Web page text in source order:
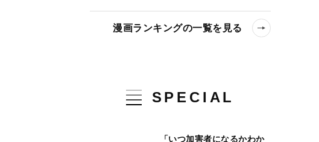
漫画ランキングの一覧を見る
SPECIAL
「いつ加害者になるかわか